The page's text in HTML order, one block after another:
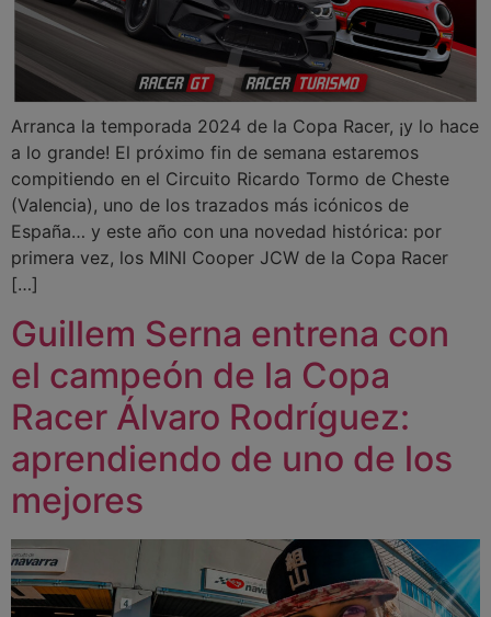
Arranca la temporada 2024 de la Copa Racer, ¡y lo hace
a lo grande! El próximo fin de semana estaremos
compitiendo en el Circuito Ricardo Tormo de Cheste
(Valencia), uno de los trazados más icónicos de
España… y este año con una novedad histórica: por
primera vez, los MINI Cooper JCW de la Copa Racer
[…]
Guillem Serna entrena con
el campeón de la Copa
Racer Álvaro Rodríguez:
aprendiendo de uno de los
mejores